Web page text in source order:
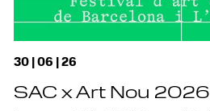
30 | 06 | 26
SAC x Art Nou 2026